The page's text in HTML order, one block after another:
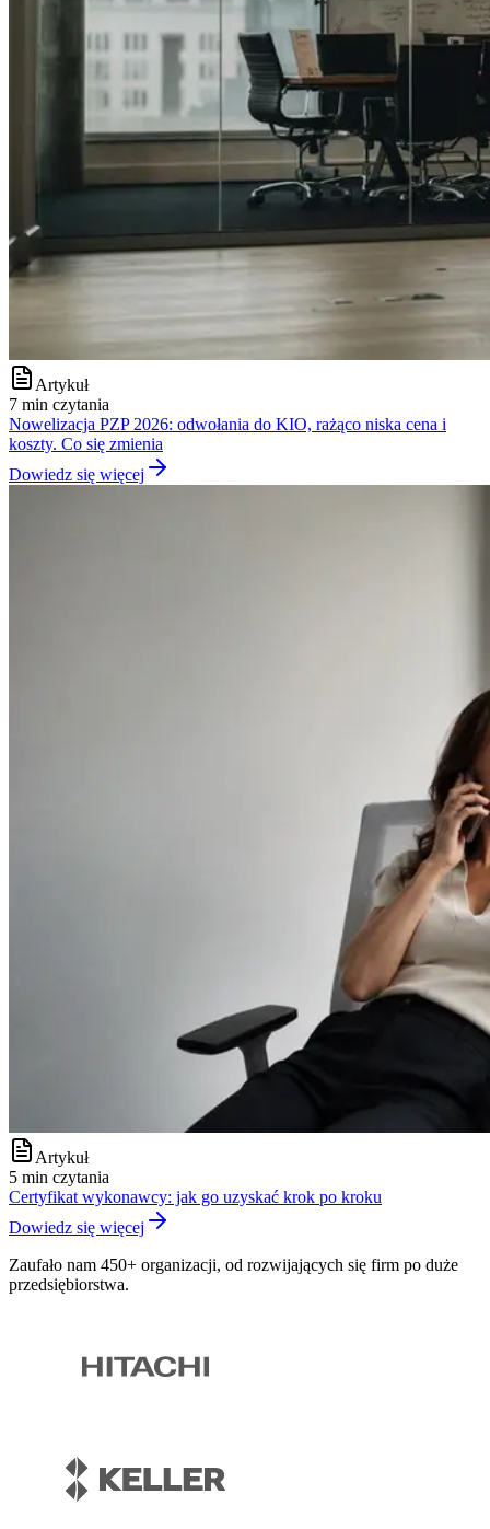
Artykuł
7 min czytania
Nowelizacja PZP 2026: odwołania do KIO, rażąco niska cena i
koszty. Co się zmienia
Dowiedz się więcej
Artykuł
5 min czytania
Certyfikat wykonawcy: jak go uzyskać krok po kroku
Dowiedz się więcej
Zaufało nam 450+ organizacji, od rozwijających się firm po duże
przedsiębiorstwa.